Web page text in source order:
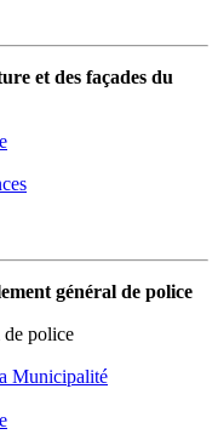
et des façades du
général de police
de police
Municipalité